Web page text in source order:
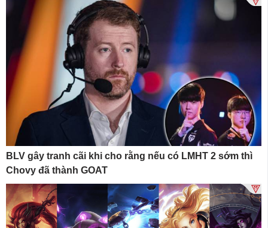
BLV gây tranh cãi khi cho rằng nếu có LMHT 2 sớm thì
Chovy đã thành GOAT